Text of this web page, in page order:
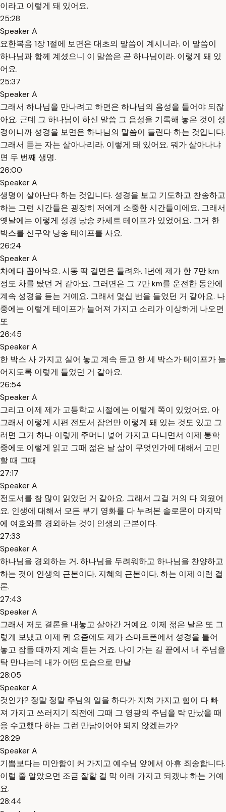
이라고 이렇게 돼 있어요.
25:28
Speaker A
요한복음 1장 1절에 보면은 대초의 말씀이 계시니라. 이 말씀이
하나님과 함께 계셨으니 이 말씀은 곧 하나님이라. 이렇게 돼 있
어요.
25:37
Speaker A
그래서 하나님을 만나려고 하면은 하나님의 음성을 들어야 되잖
아요. 근데 그 하나님이 하신 말씀 그 음성을 기록해 놓은 것이 성
경이니까 성경을 보면은 하나님의 말씀이 들린다 하는 것입니다.
그래서 듣는 자는 살아나리라. 이렇게 돼 있어요. 뭐가 살아나냐
면 두 번째 생명.
26:00
Speaker A
생명이 살아난다 하는 것입니다. 성경을 보고 기도하고 찬송하고
하는 그런 시간들은 굉장히 저에게 소중한 시간들이에요. 그래서
옛날에는 이렇게 성경 낭송 카세트 테이프가 있었어요. 그거 한
박스를 신구약 낭송 테이프를 사요.
26:24
Speaker A
차에다 꼽아놔요. 시동 딱 걸면은 들려와. 1년에 제가 한 7만 km
정도 차를 탔던 거 같아요. 그러면은 그 7만 km를 운전한 동안에
계속 성경을 듣는 거예요. 그래서 몇십 번을 들었던 거 같아요. 나
중에는 이렇게 테이프가 늘어져 가지고 소리가 이상하게 나오면
또
26:45
Speaker A
한 박스 사 가지고 실어 놓고 계속 듣고 한 세 박스가 테이프가 늘
어지도록 이렇게 들었던 거 같아요.
26:54
Speaker A
그리고 이제 제가 고등학교 시절에는 이렇게 쪽이 있었어요. 아
그래서 이렇게 시편 전도서 잠언만 이렇게 돼 있는 것도 있고 그
러면 그거 하나 이렇게 주머니 넣어 가지고 다니면서 이제 통학
중에도 이렇게 읽고 그때 젊은 날 삶이 무엇인가에 대해서 고민
할 때 그때
27:17
Speaker A
전도서를 참 많이 읽었던 거 같아요. 그래서 그걸 거의 다 외웠어
요. 인생에 대해서 모든 부기 영화를 다 누려본 솔로몬이 마지막
에 여호와를 경외하는 것이 인생의 근본이다.
27:33
Speaker A
하나님을 경외하는 거. 하나님을 두려워하고 하나님을 찬양하고
하는 것이 인생의 근본이다. 지혜의 근본이다. 하는 이제 이런 결
론.
27:43
Speaker A
그래서 저도 결론을 내놓고 살아간 거예요. 이제 젊은 날은 또 그
렇게 보냈고 이제 뭐 요즘에도 제가 스마트폰에서 성경을 틀어
놓고 잠들 때까지 계속 듣는 거죠. 나이 가는 길 끝에서 내 주님을
탁 만나는데 내가 어떤 모습으로 만날
28:05
Speaker A
것인가? 정말 정말 주님의 일을 하다가 지쳐 가지고 힘이 다 빠
져 가지고 쓰러지기 직전에 그때 그 영광의 주님을 탁 만났을 때
응 수고했다 하는 그런 만남이어야 되지 않겠는가?
28:29
Speaker A
기쁨보다는 미안함이 커 가지고 예수님 앞에서 아휴 죄송합니다.
이럴 줄 알았으면 조금 잘할 걸 막 이래 가지고 되겠냐 하는 거예
요.
28:44